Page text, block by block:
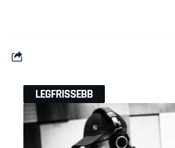
LEGFRISSEBB